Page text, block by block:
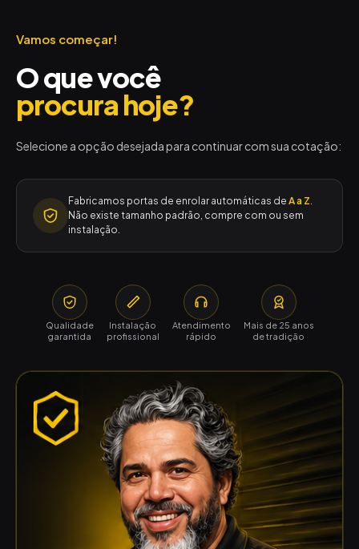
Vamos começar!
O que você
procura hoje?
Selecione a opção desejada para continuar com sua cotação:
Fabricamos portas de enrolar automáticas de A a Z.
Não existe tamanho padrão, compre com ou sem
instalação.
Qualidade
garantida
Instalação
profissional
Atendimento
rápido
Mais de 25 anos
de tradição